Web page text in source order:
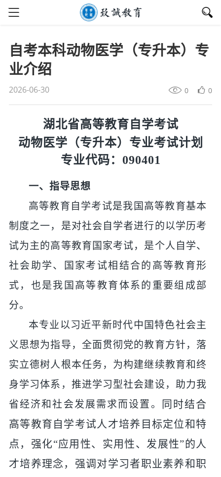
自考本科动物医学（专升本）专
业介绍
2026-06-30 0 0
湖北省高等教育自学考试
动物医学（专升本）专业考试计划
专业代码： 090401
一、指导思想
高等教育自学考试是我国 高等教育基本
制度之一，是对社会自学者进行的以学历考
试为主的高等教育国家考试，是个人自学、
社会助学、
国家考试相结合的高等教育形
式，也是我国高等教育体系的重要组成部
分。
本专业以习近平新时代中国特色社会主
义思想为指导，全面贯彻党的教育方针，落
实立德树人根本任务，为构建继续教育和终
身学习体系，推进学习型社会建设，助力我
省经济和社会发展需求而设置。
同时结合
高等教育自学考试人才培养目标定位和特
点，强化“应用性、实用性、发展性”的人
才培养理念，强调对学习者职业素养和职